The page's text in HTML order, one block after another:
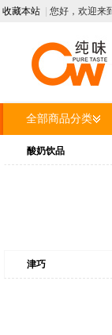
收藏本站 您好，欢迎来
全部商品分类
酸奶饮品
津巧